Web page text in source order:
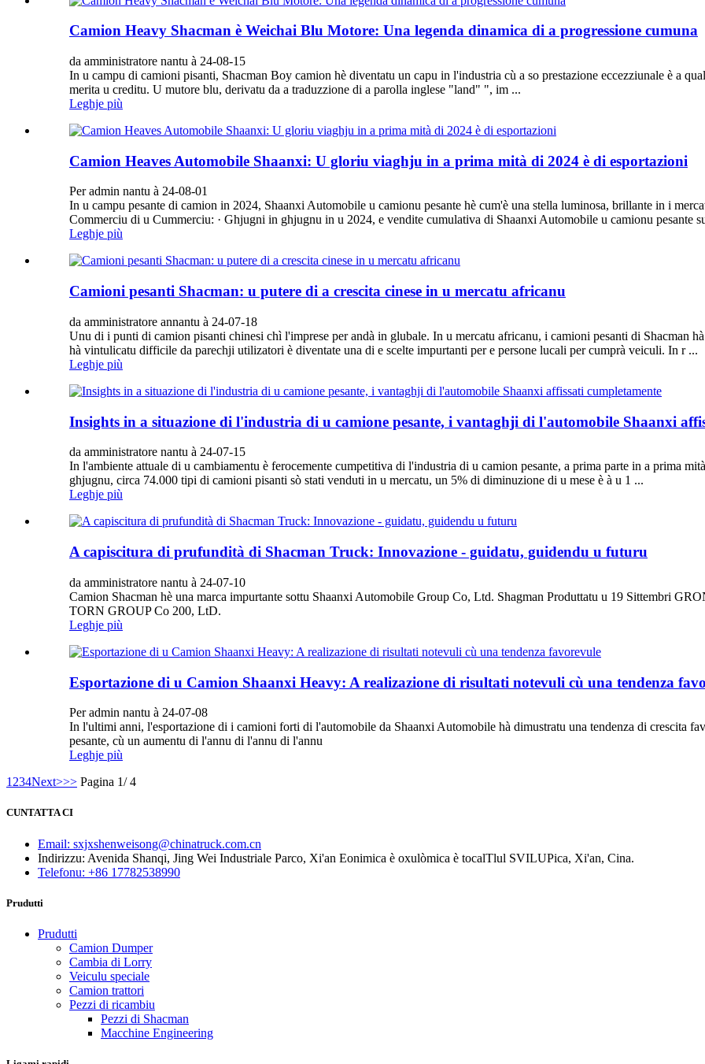
Camion Heavy Shacman è Weichai Blu Motore: Una legenda dinamica di a progressione cumuna
da amministratore nantu à 24-08-15
In u campu di camioni pisanti, Shacman Boy camion hè diventatu un capu in l'industria cù a so prestazione eccezziunale è a
merita u creditu. U mutore blu, derivatu da a traduzzione di a parolla inglese "land" ", im ...
Leghje più
Camion Heaves Automobile Shaanxi: U gloriu viaghju in a prima mità di 2024 è di esportazioni
Per admin nantu à 24-08-01
In u campu pesante di camion in 2024, Shaanxi Automobile u camionu pesante hè cum'è una stella luminosa, brillante in i
Commerciu di u Cummerciu: · Ghjugni in ghjugnu in u 2024, e vendite cumulativa di Shaanxi Automobile u camionu pesante
Leghje più
Camioni pesanti Shacman: u putere di a crescita cinese in u mercatu africanu
da amministratore annantu à 24-07-18
Unu di i punti di camion pisanti chinesi chì l'imprese per andà in glubale. In u mercatu africanu, i camioni pesanti di Shacman
hà vintulicatu difficile da parechji utilizatori è diventate una di e scelte impurtanti per e persone lucali per cumprà veiculi. In r ...
Leghje più
Insights in a situazione di l'industria di u camione pesante, i vantaghji di l'automobile Shaanxi
da amministratore nantu à 24-07-15
In l'ambiente attuale di u cambiamentu è ferocemente cumpetitiva di l'industria di u camion pesante, a prima parte in a prima
ghjugnu, circa 74.000 tipi di camioni pisanti sò stati venduti in u mercatu, un 5% di diminuzione di u mese è à u 1 ...
Leghje più
A capiscitura di prufundità di Shacman Truck: Innovazione - guidatu, guidendu u futuru
da amministratore nantu à 24-07-10
Camion Shacman hè una marca impurtante sottu Shaanxi Automobile Group Co, Ltd. Shagman Produttatu u 19
TORN GROUP Co 200, LtD.
Leghje più
Esportazione di u Camion Shaanxi Heavy: A realizazione di risultati notevuli cù una tendenza
Per admin nantu à 24-07-08
In l'ultimi anni, l'esportazione di i camioni forti di l'automobile da Shaanxi Automobile hà dimustratu una tendenza di crescita
pesante, cù un aumentu di l'annu di l'annu di l'annu
Leghje più
1 234Next>>> Pagina 1/ 4
CUNTATTA CI
Email: sxjxshenweisong@chinatruck.com.cn
Indirizzu: Avenida Shanqi, Jing Wei Industriale Parco, Xi'an Eonimica è oxulòmica è tocalTlul SVILUPica, Xi'an, Cina.
Telefonu: +86 17782538990
Prudutti
Prudutti
Camion Dumper
Cambia di Lorry
Veiculu speciale
Camion trattori
Pezzi di ricambiu
Pezzi di Shacman
Macchine Engineering